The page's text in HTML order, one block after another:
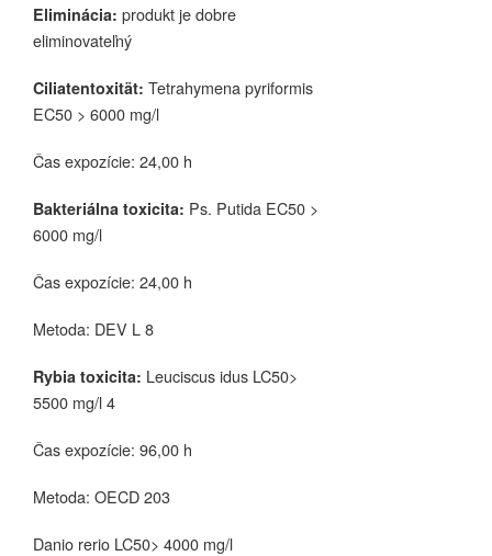
Eliminácia: produkt je dobre
eliminovateľný
Ciliatentoxität: Tetrahymena pyriformis
EC50 > 6000 mg/l
Čas expozície: 24,00 h
Bakteriálna toxicita: Ps. Putida EC50 >
6000 mg/l
Čas expozície: 24,00 h
Metoda: DEV L 8
Rybia toxicita: Leuciscus idus LC50>
5500 mg/l 4
Čas expozície: 96,00 h
Metoda: OECD 203
Danio rerio LC50> 4000 mg/l